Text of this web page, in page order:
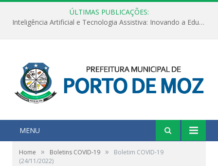
ÚLTIMAS PUBLICAÇÕES:
Inteligência Artificial e Tecnologia Assistiva: Inovando a Educação Especial e Inclusiva
MENU
Home » Boletins COVID-19 »
Boletim COVID-19
(24/11/2022)